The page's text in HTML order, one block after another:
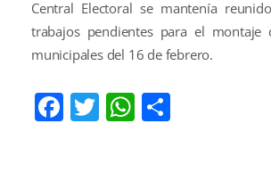
Central Electoral se mantenía
trabajos pendientes para el montaje
municipales del 16 de febrero.
Facebook
TwitterWhatsApp